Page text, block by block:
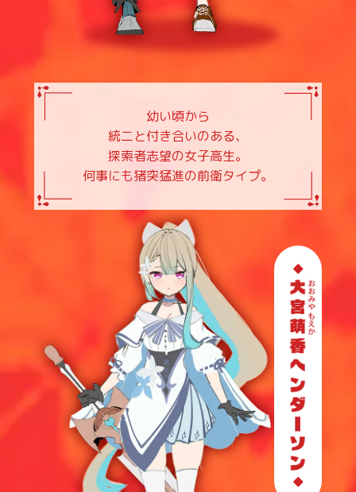
幼い頃から
統二と付き合いのある、
探索者志望の女子高生。
何事にも猪突猛進の前衛タイプ。
◆
◆